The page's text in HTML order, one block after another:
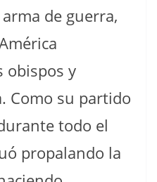
de guerra,
obispos y
Como su partido
todo el
propalando la